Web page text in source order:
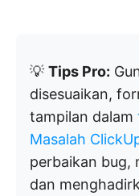
💡 Tips Pro:
disesuaikan,
tampilan dalam
Masalah
perbaikan bug,
dan